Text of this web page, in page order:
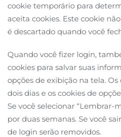
cookie temporário para
aceita cookies. Este cookie
é descartado quando você
Quando você fizer login,
cookies para salvar suas
opções de exibição na tela.
dois dias e os cookies de
Se você selecionar “Lembrar-
por duas semanas. Se você
de login serão removidos.